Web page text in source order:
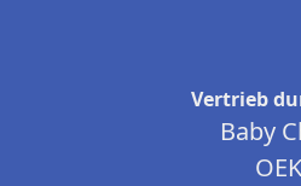
Vertrieb
Baby